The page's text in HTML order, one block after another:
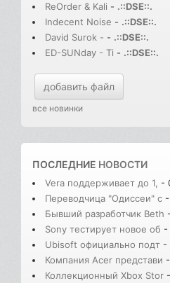
ReOrder & Kali - .::DSE::.
Indecent Noise - .::DSE::.
David Surok - - .::DSE::.
ED-SUNday - Ti - .::DSE::.
добавить файл
все новинки
ПОСЛЕДНИЕ НОВОСТИ
Vera поддерживает до 1, -
Переводчица "Одиссеи" с
Бывший разработчик Beth
Sony тестирует новое об -
Ubisoft официально подт -
Компания Acer представи
Коллекционный Xbox Stor